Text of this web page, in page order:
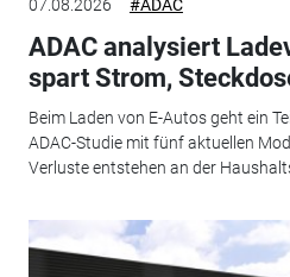
07.08.2026 #ADAC
ADAC analysiert
spart Strom,
Beim Laden von E-Autos geht ein
ADAC-Studie mit fünf aktuellen
Verluste entstehen an der